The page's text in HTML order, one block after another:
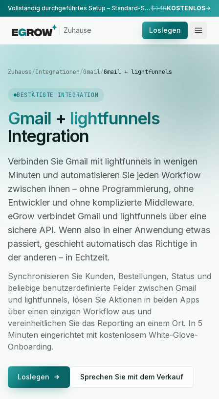
Vollständig durchgeführtes Setup – Standard-Setup, durchgeführt von unserem Team. $149KOSTENLOS
Zuhause Loslegen
Zuhause/Integrationen/Gmail/Gmail + lightfunnels
BESTÄTIGTE INTEGRATION
Gmail + lightfunnels
Integration
Verbinden Sie Gmail mit lightfunnels in wenigen
Minuten und automatisieren Sie jeden Workflow
zwischen ihnen – ohne Programmierung, ohne
Entwickler und ohne komplizierte Middleware.
eGrow verbindet Gmail und lightfunnels über eine
sichere API. Wenn also in einer Anwendung etwas
passiert, geschieht automatisch das Richtige in
der anderen – in Echtzeit.
Synchronisieren Sie Kunden, Bestellungen, Status und
beliebige benutzerdefinierte Felder zwischen Gmail
und lightfunnels, lösen Sie Aktionen in beiden Apps
über einen einzigen Workflow aus und
vereinheitlichen Sie das Reporting an einem Ort. In 5
Minuten eingerichtet mit kostenlosem White-Glove-
Onboarding.
Loslegen Sprechen Sie mit dem Verkauf